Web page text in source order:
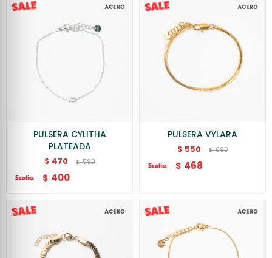
PULSERA CYLITHA
PLATEADA
$ 470 $ 590
$ 400
PULSERA VYLARA
$ 550 $ 690
$ 468